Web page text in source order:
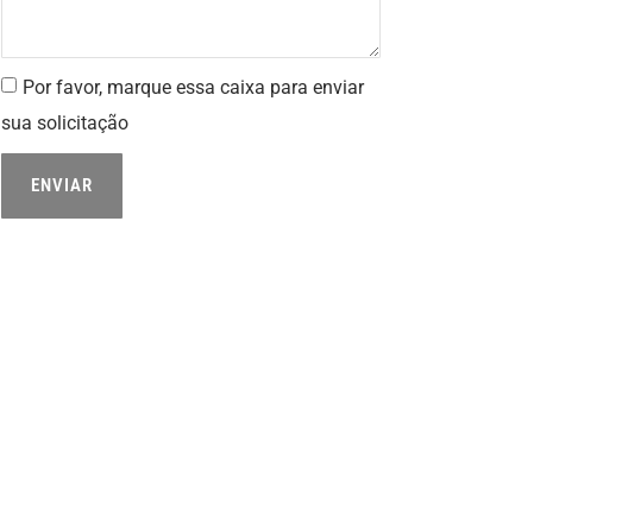
Por favor, marque essa caixa para enviar
sua solicitação
ENVIAR